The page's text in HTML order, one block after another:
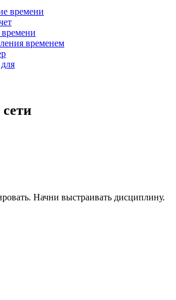
времени
временем
Начни выстраивать дисциплину.